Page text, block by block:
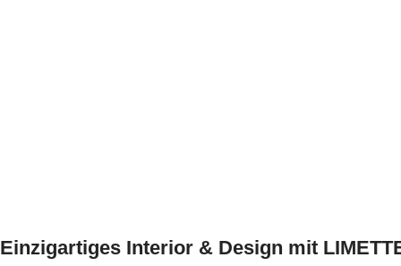
Einzigartiges Interior & Design mit